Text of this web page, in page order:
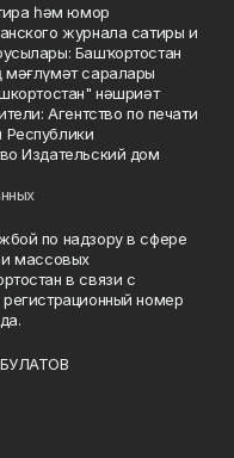
һәм юмор
журнала сатиры и
Башҡортостан
мәғлүмәт саралары
нәшриәт
Агентство по печати
Издательский дом
по надзору в сфере
и массовых
в связи с
номер